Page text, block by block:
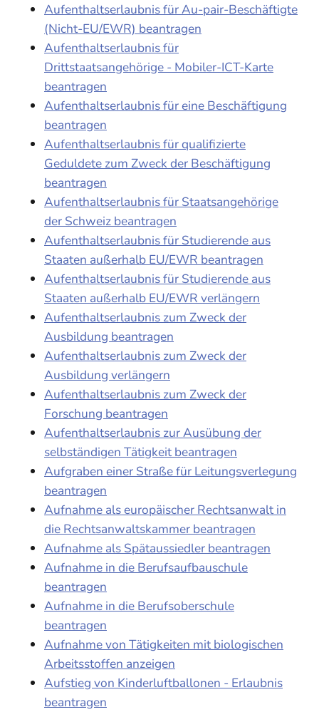
Aufenthaltserlaubnis für Au-pair-Beschäftigte
(Nicht-EU/EWR) beantragen
Aufenthaltserlaubnis für
Drittstaatsangehörige - Mobiler-ICT-Karte
beantragen
Aufenthaltserlaubnis für eine Beschäftigung
beantragen
Aufenthaltserlaubnis für qualifizierte
Geduldete zum Zweck der Beschäftigung
beantragen
Aufenthaltserlaubnis für Staatsangehörige
der Schweiz beantragen
Aufenthaltserlaubnis für Studierende aus
Staaten außerhalb EU/EWR beantragen
Aufenthaltserlaubnis für Studierende aus
Staaten außerhalb EU/EWR verlängern
Aufenthaltserlaubnis zum Zweck der
Ausbildung beantragen
Aufenthaltserlaubnis zum Zweck der
Ausbildung verlängern
Aufenthaltserlaubnis zum Zweck der
Forschung beantragen
Aufenthaltserlaubnis zur Ausübung der
selbständigen Tätigkeit beantragen
Aufgraben einer Straße für Leitungsverlegung
beantragen
Aufnahme als europäischer Rechtsanwalt in
die Rechtsanwaltskammer beantragen
Aufnahme als Spätaussiedler beantragen
Aufnahme in die Berufsaufbauschule
beantragen
Aufnahme in die Berufsoberschule
beantragen
Aufnahme von Tätigkeiten mit biologischen
Arbeitsstoffen anzeigen
Aufstieg von Kinderluftballonen - Erlaubnis
beantragen